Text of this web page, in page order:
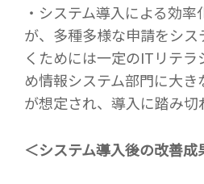
・システム導入による効
が、多種多様な申請をシス
くためには一定のITリテ
め情報システム部門に大き
が想定され、導入に踏み切
＜システム導入後の改善成